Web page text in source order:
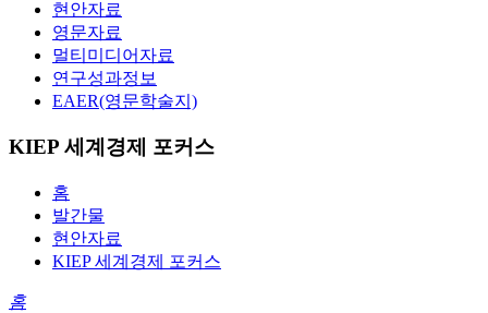
현안자료
영문자료
멀티미디어자료
연구성과정보
EAER(영문학술지)
KIEP 세계경제 포커스
홈
발간물
현안자료
KIEP 세계경제 포커스
홈